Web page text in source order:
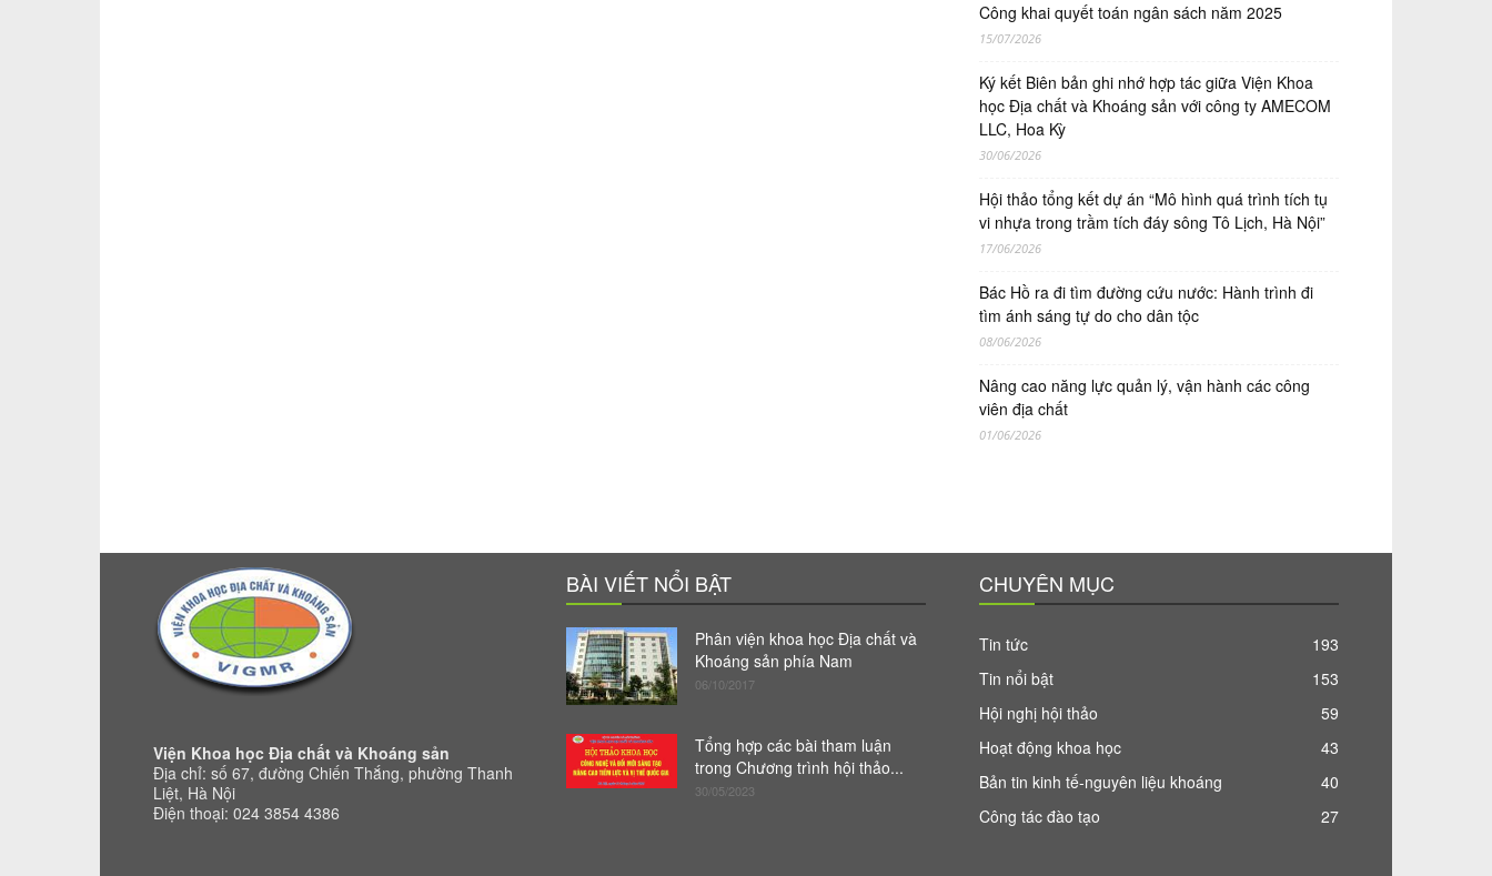
Công khai quyết toán ngân sách năm 2025
15/07/2026
Ký kết Biên bản ghi nhớ hợp tác giữa Viện Khoa
học Địa chất và Khoáng sản với công ty AMECOM
LLC, Hoa Kỳ
30/06/2026
Hội thảo tổng kết dự án “Mô hình quá trình tích tụ
vi nhựa trong trầm tích đáy sông Tô Lịch, Hà Nội”
17/06/2026
Bác Hồ ra đi tìm đường cứu nước: Hành trình đi
tìm ánh sáng tự do cho dân tộc
08/06/2026
Nâng cao năng lực quản lý, vận hành các công
viên địa chất
01/06/2026
Viện Khoa học Địa chất và Khoáng sản
Địa chỉ: số 67, đường Chiến Thắng, phường Thanh
Liệt, Hà Nội
Điện thoại: 024 3854 4386
BÀI VIẾT NỔI BẬT
Phân viện khoa học Địa chất và
Khoáng sản phía Nam
06/10/2017
Tổng hợp các bài tham luận
trong Chương trình hội thảo...
30/05/2023
CHUYÊN MỤC
Tin tức
193
Tin nổi bật
153
Hội nghị hội thảo
59
Hoạt động khoa học
43
Bản tin kinh tế-nguyên liệu khoáng
40
Công tác đào tạo
27